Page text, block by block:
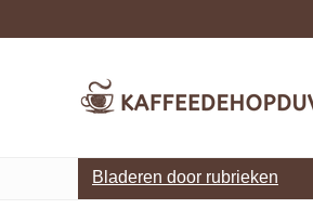
Bladeren door rubrieken